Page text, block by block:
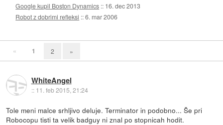
Google kupil Boston Dynamics :: 16. dec 2013
Robot z dobrimi refleksi ::6. mar 2006
« 1 2 »
WhiteAngel
:: 11. feb 2015, 21:24
Tole meni malce srhljivo deluje. Terminator in podobno... Še pri
Robocopu tisti ta velik badguy ni znal po stopnicah hodit.